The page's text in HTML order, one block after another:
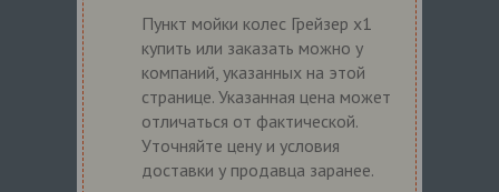
Пункт мойки колес Грейзер x1
купить или заказать можно у
компаний, указанных на этой
странице. Указанная цена может
отличаться от фактической.
Уточняйте цену и условия
доставки у продавца заранее.